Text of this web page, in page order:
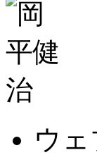
ウェ